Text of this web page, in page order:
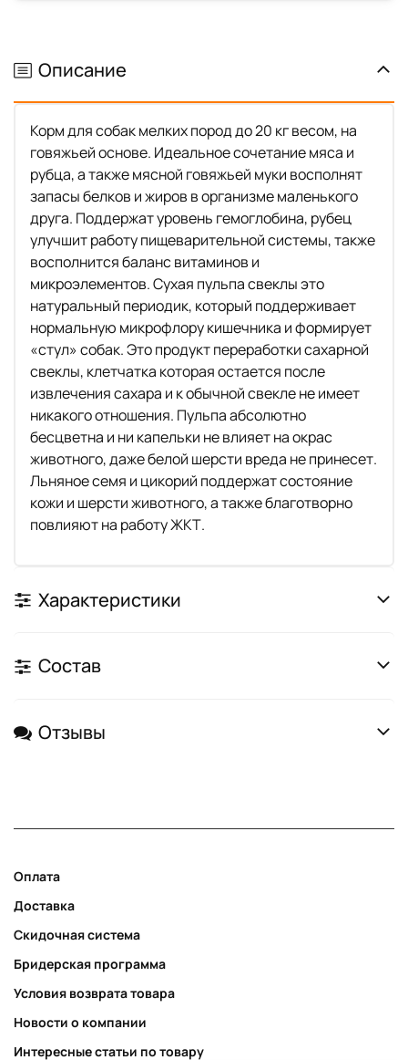
Описание
Корм для собак мелких пород до 20 кг весом, на
говяжьей основе. Идеальное сочетание мяса и
рубца, а также мясной говяжьей муки восполнят
запасы белков и жиров в организме маленького
друга. Поддержат уровень гемоглобина, рубец
улучшит работу пищеварительной системы, также
восполнится баланс витаминов и
микроэлементов. Сухая пульпа свеклы это
натуральный периодик, который поддерживает
нормальную микрофлору кишечника и формирует
«стул» собак. Это продукт переработки сахарной
свеклы, клетчатка которая остается после
извлечения сахара и к обычной свекле не имеет
никакого отношения. Пульпа абсолютно
бесцветна и ни капельки не влияет на окрас
животного, даже белой шерсти вреда не принесет.
Льняное семя и цикорий поддержат состояние
кожи и шерсти животного, а также благотворно
повлияют на работу ЖКТ.
Характеристики
Состав
Отзывы
Оплата
Доставка
Скидочная система
Бридерская программа
Условия возврата товара
Новости о компании
Интересные статьи по товару